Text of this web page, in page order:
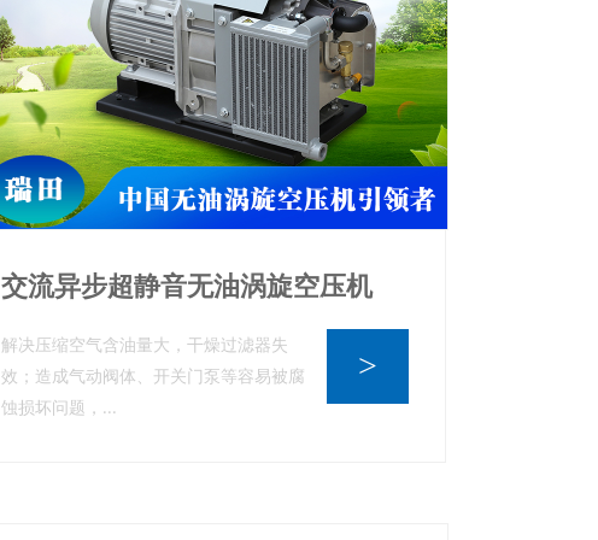
交流异步超静音无油涡旋空压机
解决压缩空气含油量大，干燥过滤器失
效；造成气动阀体、开关门泵等容易被腐
蚀损坏问题，...
>